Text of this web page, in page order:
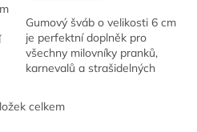
Gumový šváb o velikosti 6 cm
je perfektní doplněk pro
všechny milovníky pranků,
karnevalů a strašidelných
provedení v hnědo-červené
barvě zaujme na první...
O celkem